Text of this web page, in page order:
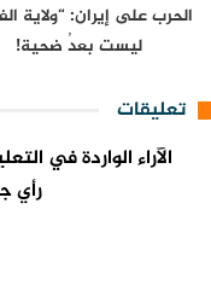
الحرب على إيران: “ولاية
ليست بعدُ ضحية!
تعليقات
الآراء الواردة في
رأي